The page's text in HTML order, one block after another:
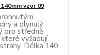
vzor 09
a plynulý
pro středně
vyžadují
Délka 140